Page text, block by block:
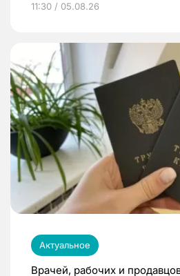
11:30 / 05.08.26
Актуальное
Врачей, рабочих и